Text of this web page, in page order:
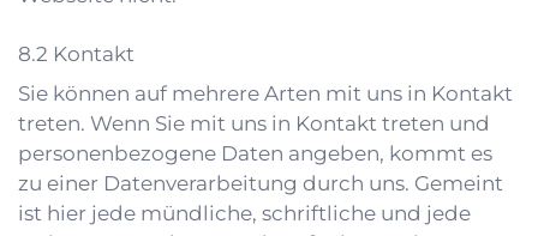
Kontakt
Sie können auf mehrere Arten mit uns in Kontakt
treten. Wenn Sie mit uns in Kontakt treten und
personenbezogene Daten angeben, kommt es
zu einer Datenverarbeitung durch uns. Gemeint
ist hier jede mündliche, schriftliche und jede